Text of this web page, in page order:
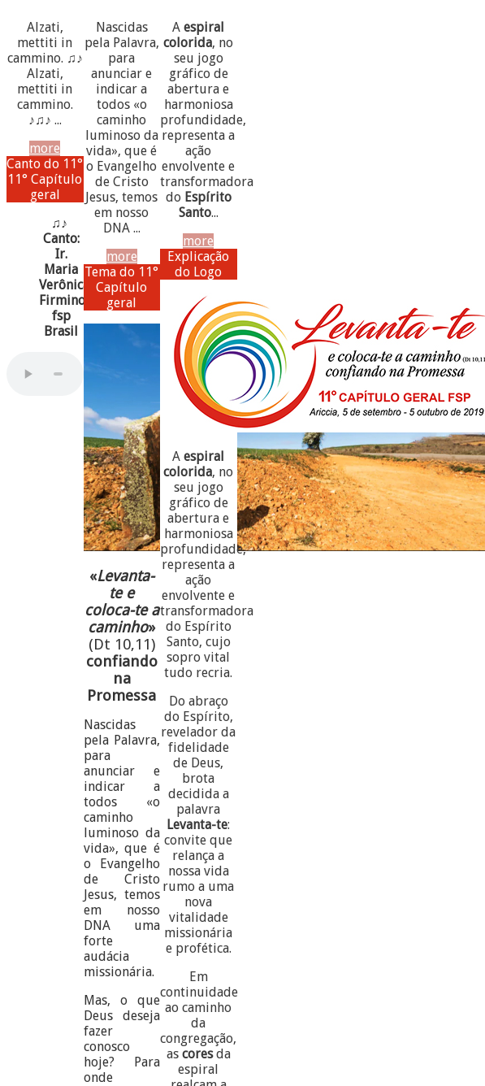
Alzati,
mettiti in
cammino. ♫♪
Alzati,
mettiti in
cammino.
♪♫♪ ...
more
Canto do 11°
11° Capítulo
geral
♫♪
Canto:
Ir.
Maria
Verônica
Firmino,
fsp
Brasil
Nascidas
pela Palavra,
para
anunciar e
indicar a
todos «o
caminho
luminoso da
vida», que é
o Evangelho
de Cristo
Jesus, temos
em nosso
DNA ...
more
Tema do 11°
Capítulo
geral
«Levanta-
te e
coloca-te a
caminho»
(Dt 10,11)
confiando
na
Promessa
Nascidas
pela Palavra,
para
anunciar e
indicar a
todos «o
caminho
luminoso da
vida», que é
o Evangelho
de Cristo
Jesus, temos
em nosso
DNA uma
forte
audácia
missionária.
Mas, o que
Deus deseja
fazer
conosco
hoje? Para
onde
Aespiral
colorida, no
seu jogo
gráfico de
abertura e
harmoniosa
profundidade,
representa a
ação
envolvente e
transformadora
do Espírito
Santo...
more
Explicação
do Logo
Aespiral
colorida, no
seu jogo
gráfico de
abertura e
harmoniosa
profundidade,
representa a
ação
envolvente e
transformadora
do Espírito
Santo, cujo
sopro vital
tudo recria.
Do abraço
do Espírito,
revelador da
fidelidade
de Deus,
brota
decidida a
palavra
Levanta-te:
convite que
relança a
nossa vida
rumo a uma
nova
vitalidade
missionária
e profética.
Em
continuidade
ao caminho
da
congregação,
as coresda
espiral